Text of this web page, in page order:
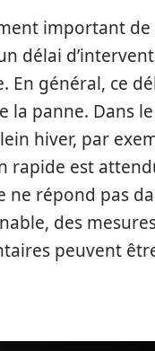
important
délai
En général, ce
la panne. Dans le
hiver, par
rapide est
ne répond pas
des
peuvent